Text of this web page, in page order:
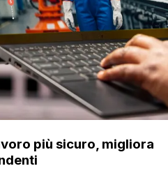
più sicuro, migliora